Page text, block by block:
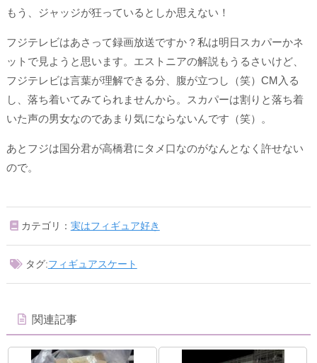
もう、ジャッジが狂っているとしか思えない！
フジテレビはあさって録画放送ですか？私は明日スカパーかネ
ットで見ようと思います。エストニアの解説もうるさいけど、
フジテレビは言葉が理解できる分、腹が立つし（笑）CM入る
し、落ち着いてみてられませんから。スカパーは割りと落ち着
いた声の男女なのであまり気にならないんです（笑）。
あとフジは国分君が高橋君にタメ口なのがなんとなく許せない
ので。
カテゴリ： 実はフィギュア好き
タグ:フィギュアスケート
関連記事